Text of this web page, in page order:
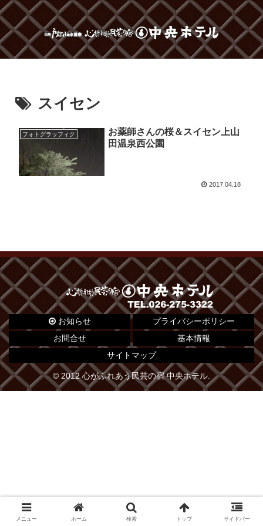
スイセン
フォトグラッフィク
お薬師さんの桜＆スイセン上山
田温泉西公園
2017.04.18
お知らせ
プライバシーポリシー
お問合せ
基本情報
サイトマップ
© 2012 心がふれあう民芸の宿 中央ホテル.
メニュー ホーム 検索 トップ サイドバー